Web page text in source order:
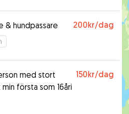
& hundpassare 200kr/dag
med stort
första som 16åri
150kr/dag